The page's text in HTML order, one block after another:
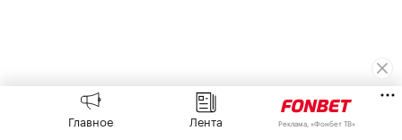
Главное Лента Реклама, «Фонбет ТВ»